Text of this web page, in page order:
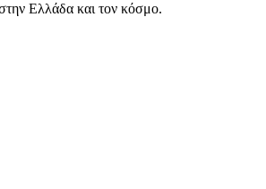
Ελλάδα και τον κόσμο.